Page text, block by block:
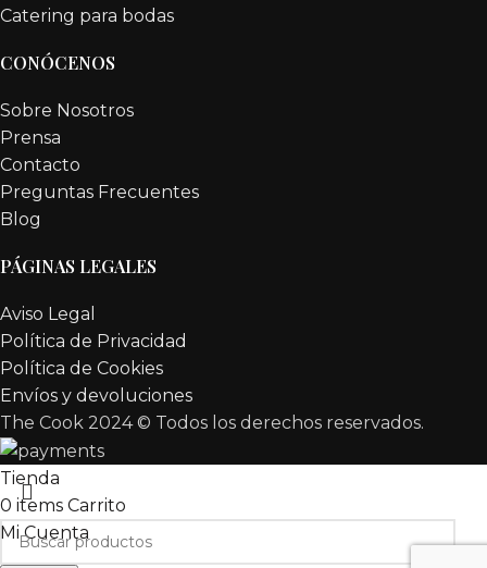
Catering para bodas
CONÓCENOS
Sobre Nosotros
Prensa
Contacto
Preguntas Frecuentes
Blog
PÁGINAS LEGALES
Aviso Legal
Política de Privacidad
Política de Cookies
Envíos y devoluciones
The Cook 2024 © Todos los derechos reservados.
Tienda
0 items Carrito
Mi Cuenta